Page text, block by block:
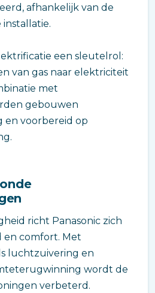
afhankelijk van de
een sleutelrol:
van gas naar elektriciteit
met
gebouwen
en voorbereid op
richt Panasonic zich
en comfort. Met
luchtzuivering en
wordt de
verbeterd.